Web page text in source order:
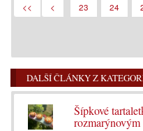
<< < 23 24
DALŠÍ ČLÁNKY Z
Šípkové
rozmarýnovým